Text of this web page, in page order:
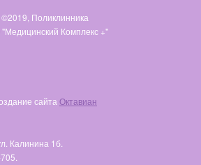
©2019, Поликлинника
Комплекс +"
сайта Октавиан
Калинина 1б.